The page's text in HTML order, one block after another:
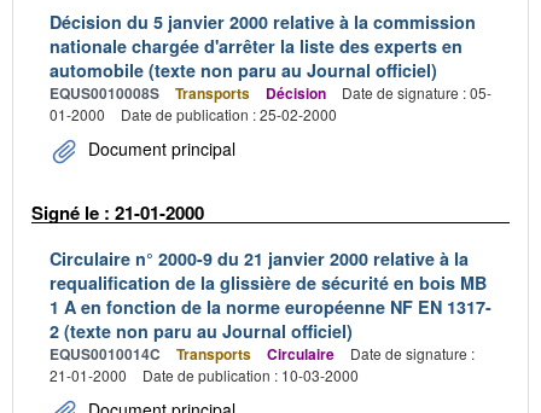
Décision du 5 janvier 2000 relative à la commission
nationale chargée d'arrêter la liste des experts en
automobile (texte non paru au Journal officiel)
EQUS0010008S Transports Décision
Date de signature : 05-
01-2000
Date de publication : 25-02-2000
Document principal
Signé le : 21-01-2000
Circulaire n° 2000-9 du 21 janvier 2000 relative à la
requalification de la glissière de sécurité en bois MB
1 A en fonction de la norme européenne NF EN 1317-
2 (texte non paru au Journal officiel)
EQUS0010014C Transports Circulaire
Date de signature :
21-01-2000
Date de publication : 10-03-2000